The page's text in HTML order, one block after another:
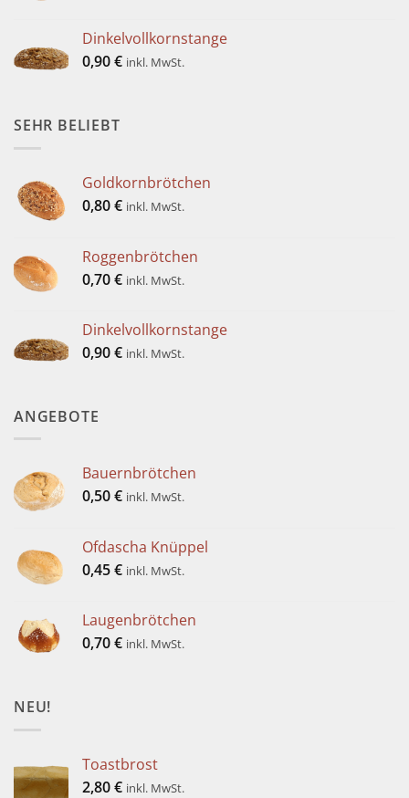
Dinkelvollkornstange
0,90€ inkl. MwSt.
SEHR BELIEBT
Goldkornbrötchen
0,80€ inkl. MwSt.
Roggenbrötchen
0,70€ inkl. MwSt.
Dinkelvollkornstange
0,90€ inkl. MwSt.
ANGEBOTE
Bauernbrötchen
0,50€ inkl. MwSt.
Ofdascha Knüppel
0,45€ inkl. MwSt.
Laugenbrötchen
0,70€ inkl. MwSt.
NEU!
Toastbrost
2,80€ inkl. MwSt.